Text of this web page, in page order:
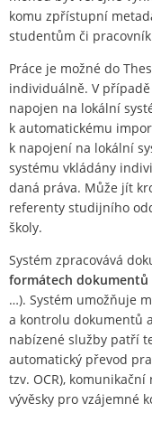
komu zpřístupní
studentům či
Práce je možné do
individuálně. V
napojen na lokální
k automatickému
k napojení na lokální
systému vkládány
daná práva. Může jít
referenty studijního
školy.
Systém zpracovává
formátech dokumentů
…). Systém umožňuje
a kontrolu dokumentů
nabízené služby patří
automatický převod
tzv. OCR),
vývěsky pro vzájemné